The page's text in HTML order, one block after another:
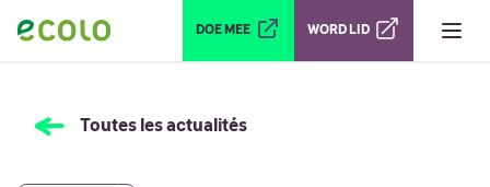
DOE MEE WORD LID
Toutes les actualités